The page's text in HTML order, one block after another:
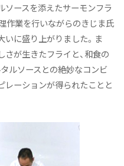
ソースを添えたサーモンフラ
作業を行いながらのきじま氏
いに盛り上がりました。ま
さが生きたフライと、和食の
ルソースとの絶妙なコンビ
レーションが得られたことと